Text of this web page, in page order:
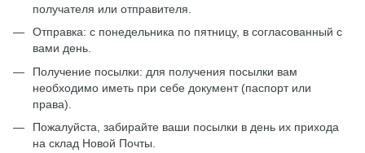
получателя или отправителя.
Отправка: с понедельника по пятницу, в согласованный с
вами день.
Получение посылки: для получения посылки вам
необходимо иметь при себе документ (паспорт или
права).
Пожалуйста, забирайте ваши посылки в день их прихода
на склад Новой Почты.